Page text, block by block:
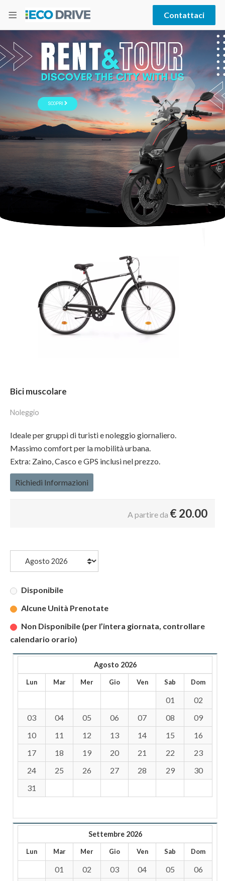
Contattaci
SCOPRI
Bici muscolare
Noleggio
Ideale per gruppi di turisti e noleggio giornaliero.
Massimo comfort per la mobilità urbana.
Extra: Zaino, Casco e GPS inclusi nel prezzo.
Richiedi Informazioni
A partire da €20.00
Disponibile
Alcune Unità Prenotate
Non Disponibile (per l’intera giornata, controllare
calendario orario)
Agosto 2026
Lun Mar Mer Gio Ven Sab Dom
01
02
03
04 05 06 07 08
09
10
11 12 13 14 15
16
17
18 19 20 21 22
23
24
25 26 27 28 29
30
31
Settembre 2026
Lun Mar Mer Gio Ven Sab Dom
01 02 03 04 05
06